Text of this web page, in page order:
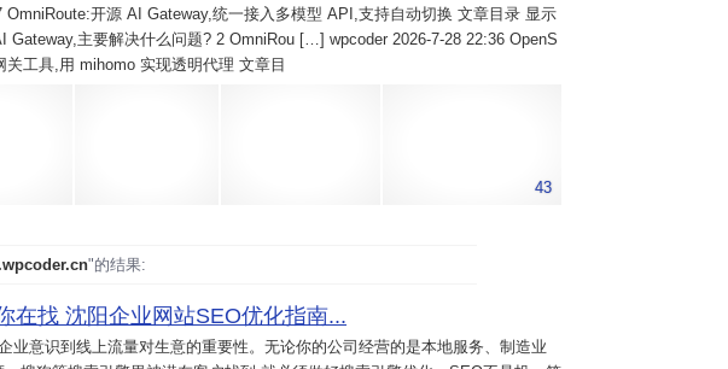
OmniRoute:开源 AI Gateway,统一接入多模型 API,支持自动切换 文章目录 显示
Gateway,主要解决什么问题? 2 OmniRou […] wpcoder 2026-7-28 22:36 OpenS
工具,用 mihomo 实现透明代理 文章目
43
"的结果:
在找 沈阳企业网站SEO优化指南...
业意识到线上流量对生意的重要性。无论你的公司经营的是本地服务、制造业